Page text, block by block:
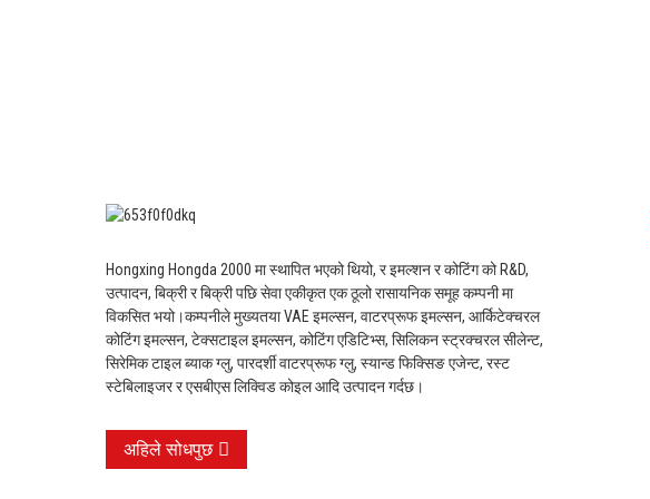
Hongxing Hongda 2000 मा स्थापित भएको थियो, र इमल्शन र कोटिंग को R&D,
उत्पादन, बिक्री र बिक्री पछि सेवा एकीकृत एक ठूलो रासायनिक समूह कम्पनी मा
विकसित भयो।कम्पनीले मुख्यतया VAE इमल्सन, वाटरप्रूफ इमल्सन, आर्किटेक्चरल
कोटिंग इमल्सन, टेक्सटाइल इमल्सन, कोटिंग एडिटिभ्स, सिलिकन स्ट्रक्चरल सीलेन्ट,
सिरेमिक टाइल ब्याक ग्लु, पारदर्शी वाटरप्रूफ ग्लु, स्यान्ड फिक्सिङ एजेन्ट, रस्ट
स्टेबिलाइजर र एसबीएस लिक्विड कोइल आदि उत्पादन गर्दछ।
अहिले सोधपुछ